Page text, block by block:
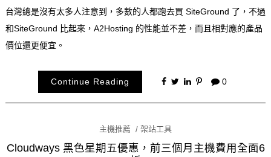
台灣總是沒有太多人注意到，多數的人都跑去買 SiteGround 了，不過
和SiteGround 比起來，A2Hosting 的性能並不差，而且相對應的產品
價位還更便宜。
Continue Reading 0
主機推薦 架站工具
Cloudways 黑色星期五優惠，前三個月主機費用全面6